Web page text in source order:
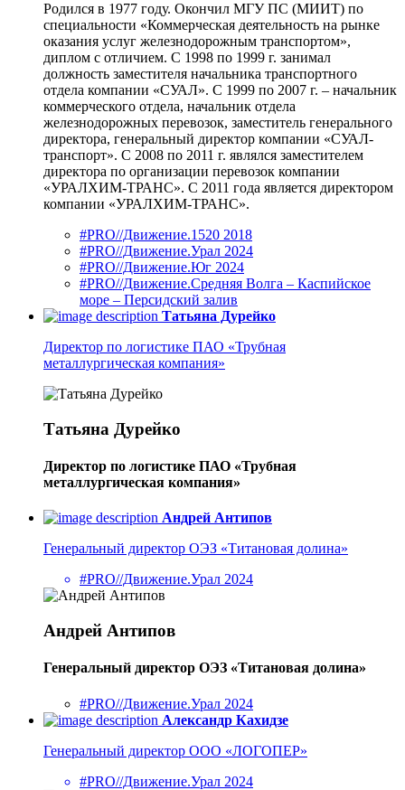
Родился в 1977 году. Окончил МГУ ПС (МИИТ) по
специальности «Коммерческая деятельность на рынке
оказания услуг железнодорожным транспортом»,
диплом с отличием. С 1998 по 1999 г. занимал
должность заместителя начальника транспортного
отдела компании «СУАЛ». С 1999 по 2007 г. – начальник
коммерческого отдела, начальник отдела
железнодорожных перевозок, заместитель генерального
директора, генеральный директор компании «СУАЛ-
транспорт». С 2008 по 2011 г. являлся заместителем
директора по организации перевозок компании
«УРАЛХИМ-ТРАНС». С 2011 года является директором
компании «УРАЛХИМ-ТРАНС».
#PRO//Движение.1520 2018
#PRO//Движение.Урал 2024
#PRO//Движение.Юг 2024
#PRO//Движение.Средняя Волга – Каспийское
море – Персидский залив
Татьяна Дурейко
Директор по логистике ПАО «Трубная
металлургическая компания»
Татьяна Дурейко
Директор по логистике ПАО «Трубная
металлургическая компания»
Андрей Антипов
Генеральный директор ОЭЗ «Титановая долина»
#PRO//Движение.Урал 2024
Андрей Антипов
Генеральный директор ОЭЗ «Титановая долина»
#PRO//Движение.Урал 2024
Александр Кахидзе
Генеральный директор ООО «ЛОГОПЕР»
#PRO//Движение.Урал 2024